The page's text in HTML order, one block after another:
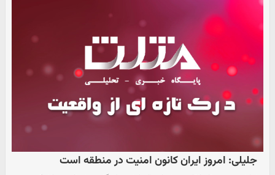
جلیلی: امروز ایران کانون امنیت در منطقه است